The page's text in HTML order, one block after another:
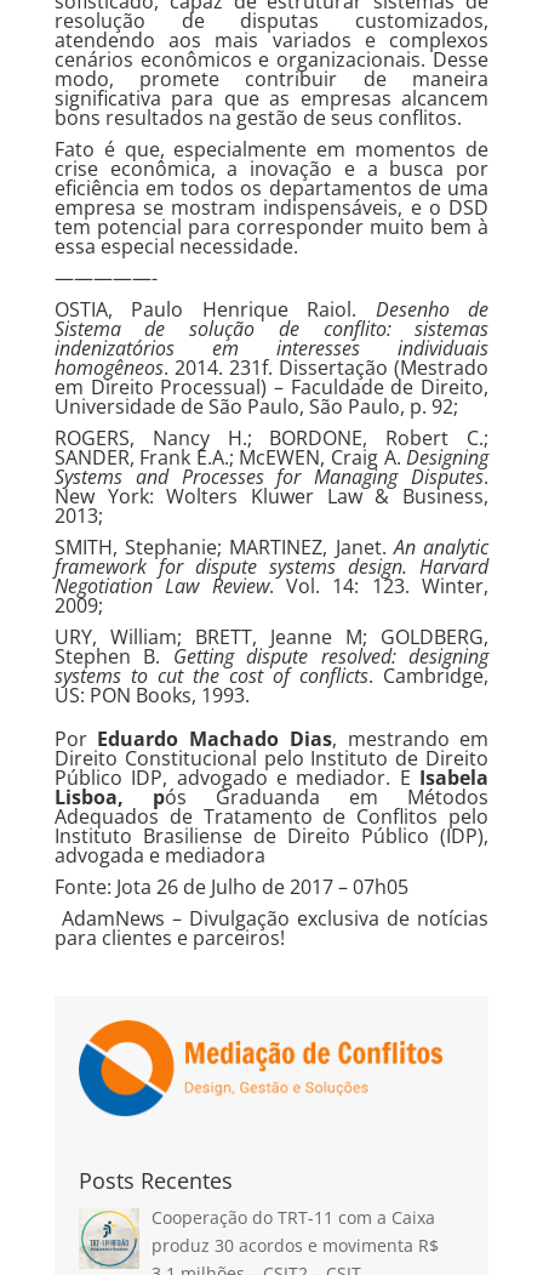
resolução de disputas customizados,
atendendo aos mais variados e complexos
cenários econômicos e organizacionais. Desse
modo, promete contribuir de maneira
significativa para que as empresas alcancem
bons resultados na gestão de seus conflitos.
Fato é que, especialmente em momentos de
crise econômica, a inovação e a busca por
eficiência em todos os departamentos de uma
empresa se mostram indispensáveis, e o DSD
tem potencial para corresponder muito bem à
essa especial necessidade.
—————-
OSTIA, Paulo Henrique Raiol. Desenho de
Sistema de solução de conflito: sistemas
indenizatórios em interesses individuais
homogêneos. 2014. 231f. Dissertação (Mestrado
em Direito Processual) – Faculdade de Direito,
Universidade de São Paulo, São Paulo, p. 92;
ROGERS, Nancy H.; BORDONE, Robert C.;
SANDER, Frank E.A.; McEWEN, Craig A.Designing
Systems and Processes for Managing Disputes.
New York: Wolters Kluwer Law & Business,
2013;
SMITH, Stephanie; MARTINEZ, Janet.An analytic
framework for dispute systems design. Harvard
Negotiation Law Review. Vol. 14: 123. Winter,
2009;
URY, William; BRETT, Jeanne M; GOLDBERG,
Stephen B. Getting dispute resolved: designing
systems to cut the cost of conflicts. Cambridge,
US: PON Books, 1993.
Por Eduardo Machado Dias, mestrando em
Direito Constitucional pelo Instituto de Direito
Público IDP, advogado e mediador. E Isabela
Lisboa, pós Graduanda em Métodos
Adequados de Tratamento de Conflitos pelo
Instituto Brasiliense de Direito Público (IDP),
advogada e mediadora
Fonte: Jota 26 de Julho de 2017 – 07h05
AdamNews – Divulgação exclusiva de notícias
para clientes e parceiros!
Posts Recentes
Cooperação do TRT-11 com a Caixa
produz 30 acordos e movimenta R$